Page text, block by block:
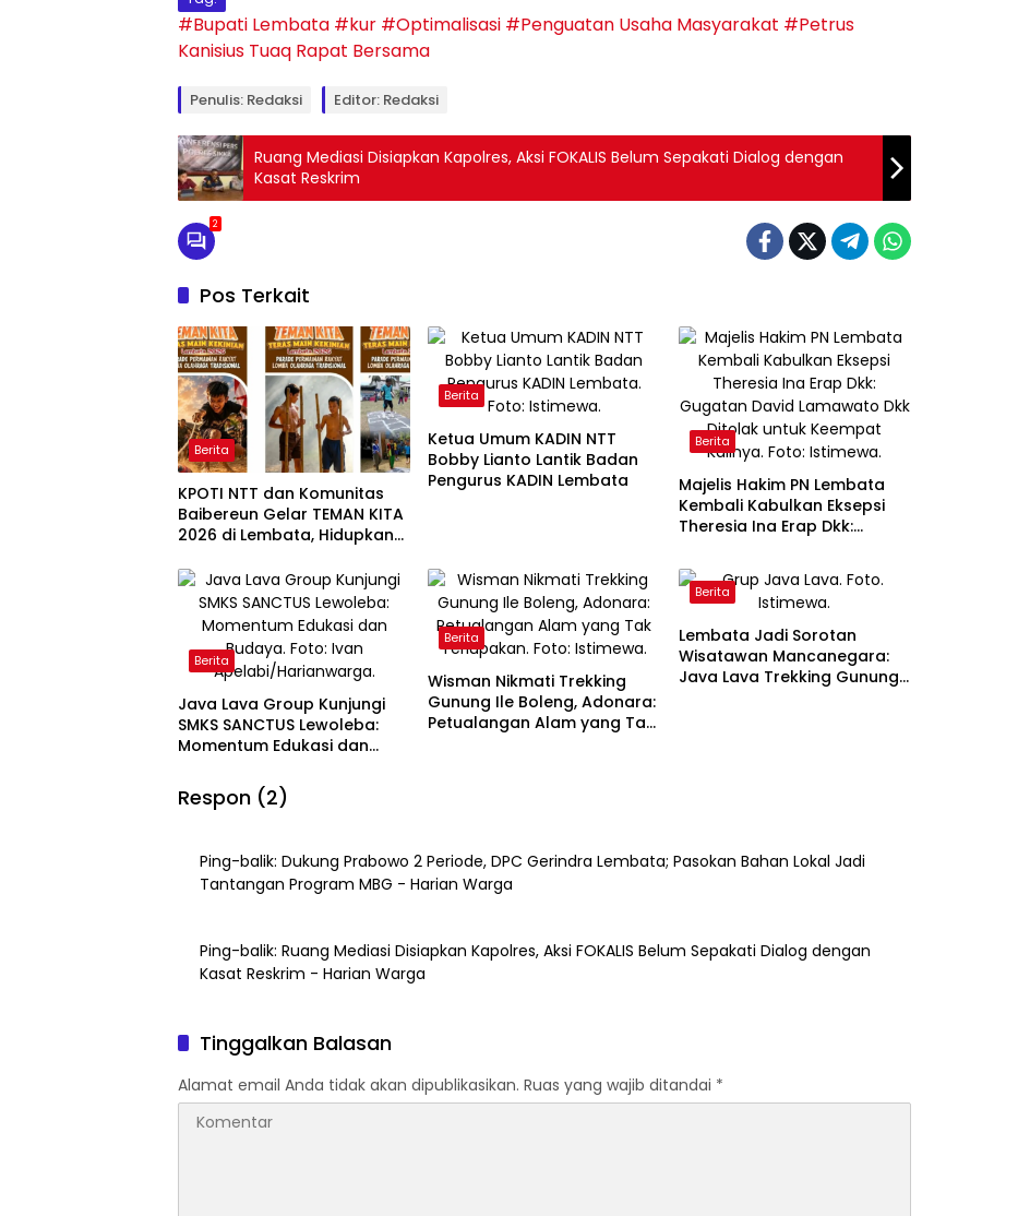
#Bupati Lembata #kur #Optimalisasi #Penguatan Usaha Masyarakat #Petrus
Kanisius Tuaq Rapat Bersama
Penulis: Redaksi Editor: Redaksi
Ruang Mediasi Disiapkan Kapolres, Aksi FOKALIS Belum Sepakati Dialog dengan
Kasat Reskrim
2
Pos Terkait
Berita
KPOTI NTT dan Komunitas
Baibereun Gelar TEMAN KITA
2026 di Lembata, Hidupkan
Tradisional
Berita
Ketua Umum KADIN NTT
Bobby Lianto Lantik Badan
Pengurus KADIN Lembata
Berita
Majelis Hakim PN Lembata
Kembali Kabulkan Eksepsi
Theresia Ina Erap Dkk:
Dkk Ditolak untuk Keempat
Kalinya
Berita
Java Lava Group Kunjungi
SMKS SANCTUS Lewoleba:
Momentum Edukasi dan
Berita
Wisman Nikmati Trekking
Gunung Ile Boleng, Adonara:
Petualangan Alam yang Tak
Berita
Lembata Jadi Sorotan
Wisatawan Mancanegara:
Java Lava Trekking Gunung
Respon (2)
Ping-balik: Dukung Prabowo 2 Periode, DPC Gerindra Lembata; Pasokan Bahan Lokal Jadi
Tantangan Program MBG - Harian Warga
Ping-balik: Ruang Mediasi Disiapkan Kapolres, Aksi FOKALIS Belum Sepakati Dialog dengan
Kasat Reskrim - Harian Warga
Tinggalkan Balasan
Alamat email Anda tidak akan dipublikasikan. Ruas yang wajib ditandai *